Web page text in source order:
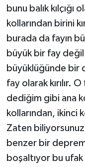
bunu balık kılçığı
kollarından birini
burada da fayın
büyük bir fay
büyüklüğünde bir
fay olarak kırılır.
dediğim gibi ana
kollarından, ikinci
Zaten
benzer bir
boşaltıyor bu